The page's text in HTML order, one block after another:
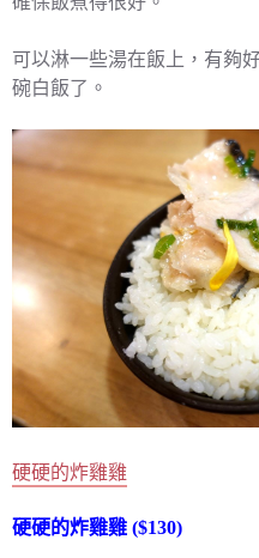
可以淋一些湯在飯上，有夠
碗白飯了。
硬硬的炸雞雞
硬硬的炸雞雞 ($130)